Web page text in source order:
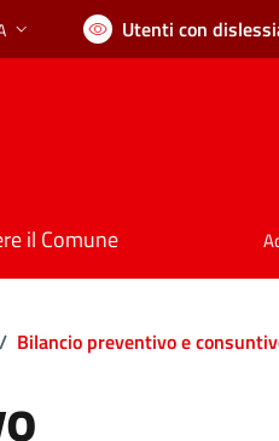
attiva: Utenti con
il Comune
/ Bilancio preventivo e